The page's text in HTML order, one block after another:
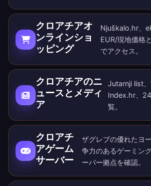
クロアチアオ
ンラインショ
ッピング
Njuškalo.hr、
EUR/現地価格
でアクセス。
クロアチアのニ
ュースとメディ
ア
Jutarnji list、
Index.hr、
覧。
クロアチ
アゲーム
サーバー
ザグレブの優れたヨ
争力のあるゲーミン
ーバー拠点を確認。